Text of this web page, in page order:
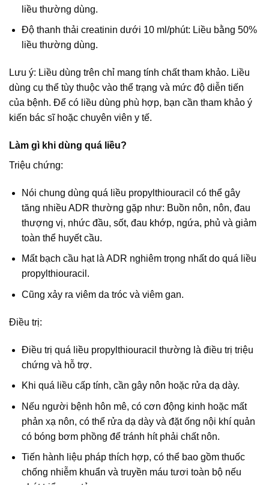
liều thường dùng.
Độ thanh thải creatinin dưới 10 ml/phút: Liều bằng 50%
liều thường dùng.
Lưu ý: Liều dùng trên chỉ mang tính chất tham khảo. Liều
dùng cụ thể tùy thuộc vào thể trạng và mức độ diễn tiến
của bệnh. Để có liều dùng phù hợp, bạn cần tham khảo ý
kiến bác sĩ hoặc chuyên viên y tế.
Làm gì khi dùng quá liều?
Triệu chứng:
Nói chung dùng quá liều propylthiouracil có thể gây
tăng nhiều ADR thường gặp như: Buồn nôn, nôn, đau
thượng vị, nhức đầu, sốt, đau khớp, ngứa, phủ và giảm
toàn thể huyết cầu.
Mất bạch cầu hạt là ADR nghiêm trọng nhất do quá liều
propylthiouracil.
Cũng xảy ra viêm da tróc và viêm gan.
Điều trị:
Điều trị quá liều propylthiouracil thường là điều trị triệu
chứng và hỗ trợ.
Khi quá liều cấp tính, cần gây nôn hoặc rửa dạ dày.
Nếu người bệnh hôn mê, có cơn động kinh hoặc mất
phản xạ nôn, có thể rửa dạ dày và đặt ống nội khí quản
có bóng bơm phồng để tránh hít phải chất nôn.
Tiến hành liệu pháp thích hợp, có thể bao gồm thuốc
chống nhiễm khuẩn và truyền máu tươi toàn bộ nếu